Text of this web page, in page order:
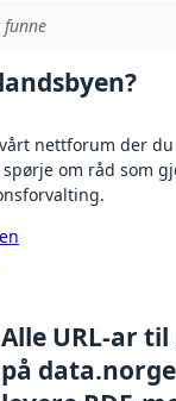
nettforum der
om råd som
Alle URL-ar
på